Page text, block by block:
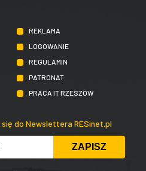
REKLAMA
LOGOWANIE
REGULAMIN
PATRONAT
PRACA IT RZESZÓW
się do Newslettera RESinet.pl